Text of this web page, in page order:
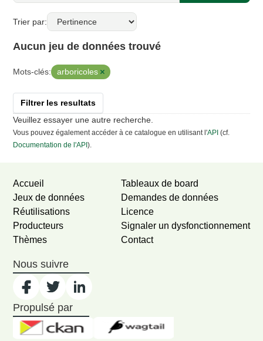
Trier par
Aucun jeu de données trouvé
Mots-clés: arboricoles
Filtrer les resultats
Veuillez essayer une autre recherche.
Vous pouvez également accéder à ce catalogue en utilisant l'API (cf.
Documentation de l'API).
Accueil
Jeux de données
Réutilisations
Producteurs
Thèmes
Tableaux de board
Demandes de données
Licence
Signaler un dysfonctionnement
Contact
Nous suivre
Propulsé par